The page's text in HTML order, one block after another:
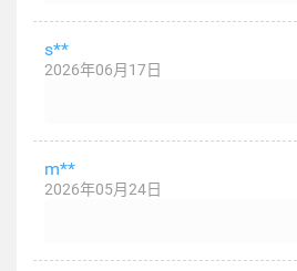
s**
2026年06月17日
m**
2026年05月24日